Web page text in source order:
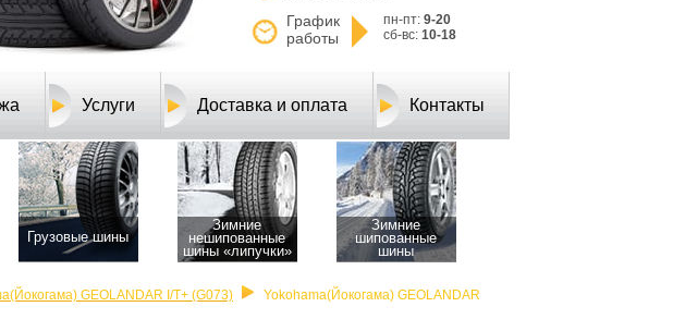
График
работы
пн-пт: 9-20
сб-вс: 10-18
Услуги Доставка и оплата Контакты
Грузовые шины
Зимние
нешипованные
шины «липучки»
Зимние
шипованные
шины
GEOLANDAR I/T+ (G073)
Yokohama(Йокогама) GEOLANDAR